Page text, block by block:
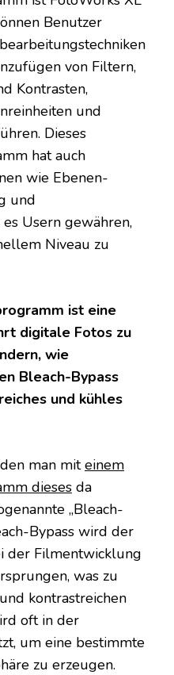
Benutzer
von Filtern,
Kontrasten,
und
Dieses
hat auch
wie Ebenen-
und
Usern gewähren,
Niveau zu
ist eine
digitale Fotos zu
wie
Bleach-Bypass
und kühles
man miteinem
dieses da
„Bleach-
Bypass wird der
der Filmentwicklung
was zu
kontrastreichen
oft in der
um eine bestimmte
zu erzeugen.